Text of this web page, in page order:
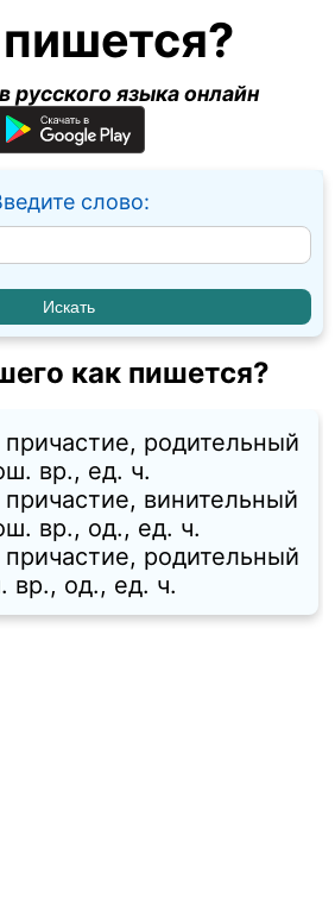
языка онлайн
слово:
как пишется?
родительный
вр., ед. ч.
винительный
вр., од., ед. ч.
родительный
вр., од., ед. ч.